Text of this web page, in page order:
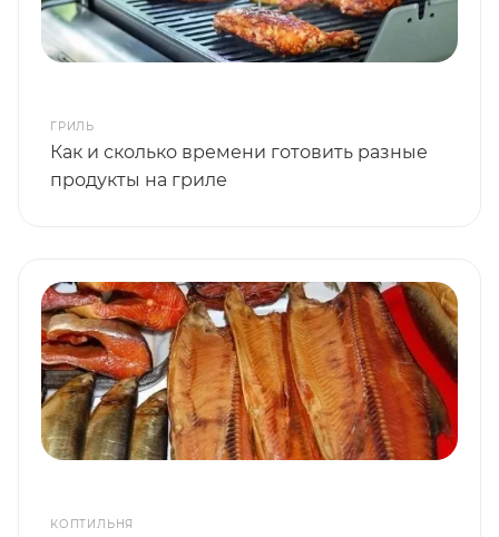
ГРИЛЬ
Как и сколько времени готовить разные
продукты на гриле
КОПТИЛЬНЯ